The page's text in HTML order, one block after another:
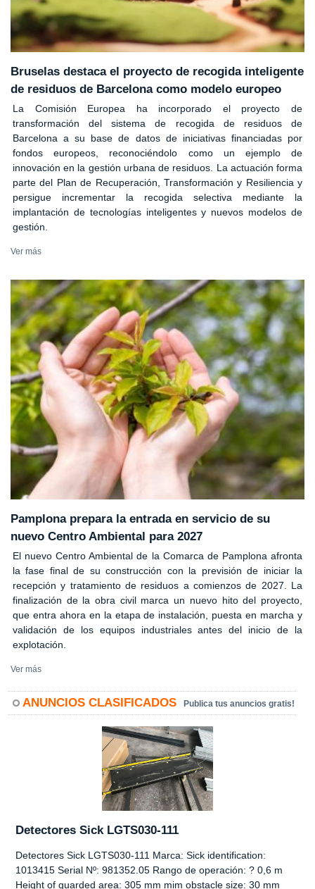
Bruselas destaca el proyecto de recogida inteligente
de residuos de Barcelona como modelo europeo
La Comisión Europea ha incorporado el proyecto de
transformación del sistema de recogida de residuos de
Barcelona a su base de datos de iniciativas financiadas por
fondos europeos, reconociéndolo como un ejemplo de
innovación en la gestión urbana de residuos. La actuación forma
parte del Plan de Recuperación, Transformación y Resiliencia y
persigue incrementar la recogida selectiva mediante la
implantación de tecnologías inteligentes y nuevos modelos de
gestión.
Ver más
Pamplona prepara la entrada en servicio de su
nuevo Centro Ambiental para 2027
El nuevo Centro Ambiental de la Comarca de Pamplona afronta
la fase final de su construcción con la previsión de iniciar la
recepción y tratamiento de residuos a comienzos de 2027. La
finalización de la obra civil marca un nuevo hito del proyecto,
que entra ahora en la etapa de instalación, puesta en marcha y
validación de los equipos industriales antes del inicio de la
explotación.
Ver más
ANUNCIOS CLASIFICADOS Publica tus anuncios gratis!
Detectores Sick LGTS030-111
Detectores Sick LGTS030-111 Marca: Sick identification:
1013415 Serial Nº: 981352.05 Rango de operación: ? 0,6 m
Height of guarded area: 305 mm mim obstacle size: 30 mm